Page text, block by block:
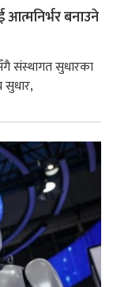
आत्मनिर्भर बनाउने
संस्थागत सुधारका